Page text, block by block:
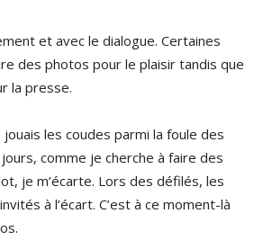
et avec le dialogue. Certaines
des photos pour le plaisir tandis que
la presse.
les coudes parmi la foule des
comme je cherche à faire des
je m’écarte. Lors des défilés, les
à l’écart. C’est à ce moment-là